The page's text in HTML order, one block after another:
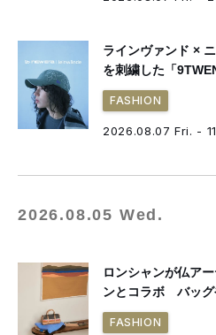
ラインヴァンド ×
を刺繍した「
FASHION
2026.08.07 Fri. -
2026.08.05 Wed.
ロンシャンが仏ア
ンとコラボ バッグ
FASHION